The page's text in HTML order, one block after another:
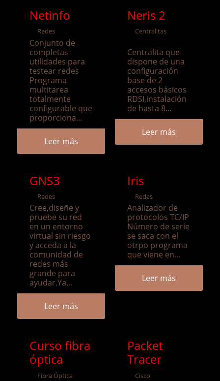
Netinfo
Redes
Conjunto de
completas
utilidades para
testear redes
Programa
multitarea
totalmente
configurable que
proporciona...
Leer más
Neris 2
Centralitas
Centralita que
dispone de una
configuración
base de 2
accesos básicos
RDSI,instalación
de hasta 8...
Leer más
GNS3
Redes
Cree,diseñe y
pruebe su red
en un entorno
virtual sin riesgo
y acceda a la
comunidad de
redes más
grande para
ayudar.Ya...
Leer más
Iris
Redes
Analizador de
protocolos TC/IP
Número de serie
se saca con el
otrpo programa
que viene en...
Leer más
Curso fibra
óptica
Fibra Óptica
Packet
Tracer
Cisco